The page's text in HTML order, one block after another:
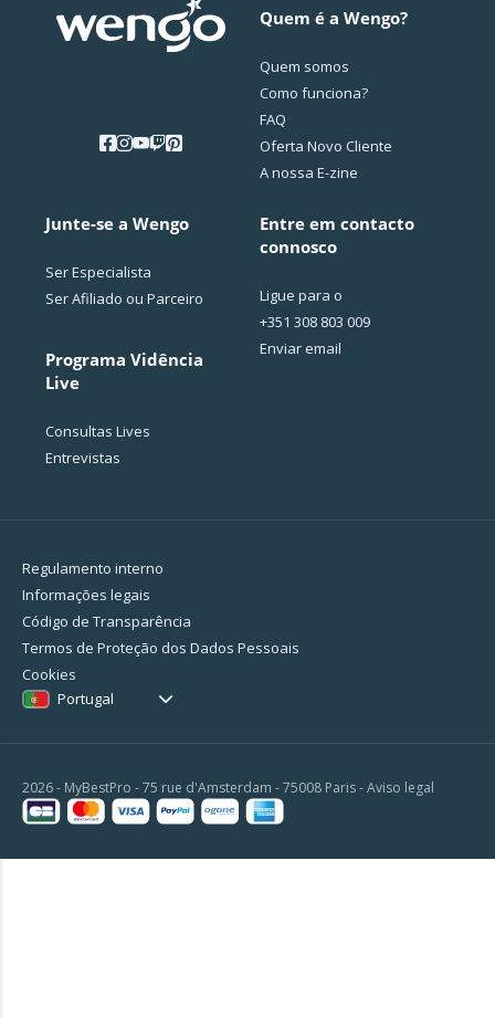
Quem é a Wengo?
Quem somos
Como funciona?
FAQ
Oferta Novo Cliente
A nossa E-zine
Junte-se a Wengo
Ser Especialista
Ser Afiliado ou Parceiro
Programa Vidência
Live
Consultas Lives
Entrevistas
Entre em contacto
connosco
Ligue para o
+351 308 803 009
Enviar email
Regulamento interno
Informações legais
Código de Transparência
Termos de Proteção dos Dados Pessoais
Cookies
Portugal
2026 - MyBestPro - 75 rue d'Amsterdam - 75008 Paris -Aviso legal